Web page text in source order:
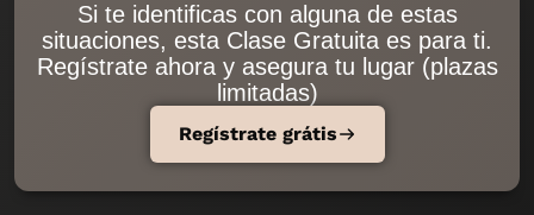
Si te identificas con alguna de estas
situaciones, esta Clase Gratuita es para ti.
Regístrate ahora y asegura tu lugar (plazas
limitadas)
Regístrate grátis